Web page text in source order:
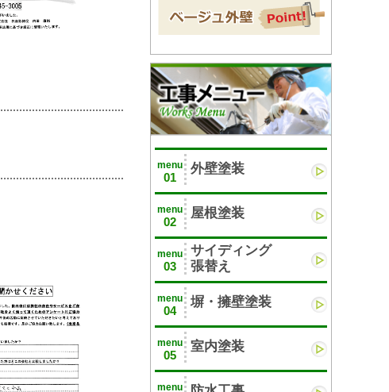
menu
01
外壁塗装
menu
02
屋根塗装
menu
03
サイディング
張替え
menu
04
塀・擁壁塗装
menu
05
室内塗装
menu